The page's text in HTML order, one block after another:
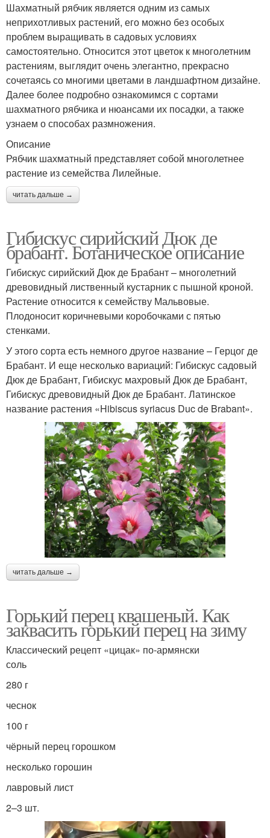
Шахматный рябчик является одним из самых
неприхотливых растений, его можно без особых
проблем выращивать в садовых условиях
самостоятельно. Относится этот цветок к многолетним
растениям, выглядит очень элегантно, прекрасно
сочетаясь со многими цветами в ландшафтном дизайне.
Далее более подробно ознакомимся с сортами
шахматного рябчика и нюансами их посадки, а также
узнаем о способах размножения.
Описание
Рябчик шахматный представляет собой многолетнее
растение из семейства Лилейные.
читать дальше →
Гибискус сирийский Дюк де
брабант. Ботаническое описание
Гибискус сирийский Дюк де Брабант – многолетний
древовидный лиственный кустарник с пышной кроной.
Растение относится к семейству Мальвовые.
Плодоносит коричневыми коробочками с пятью
стенками.
У этого сорта есть немного другое название – Герцог де
Брабант. И еще несколько вариаций: Гибискус садовый
Дюк де Брабант, Гибискус махровый Дюк де Брабант,
Гибискус древовидный Дюк де Брабант. Латинское
название растения «Hibiscus syriacus Duc de Brabant».
читать дальше →
Горький перец квашеный. Как
заквасить горький перец на зиму
Классический рецепт «цицак» по-армянски
соль
280 г
чеснок
100 г
чёрный перец горошком
несколько горошин
лавровый лист
2–3 шт.